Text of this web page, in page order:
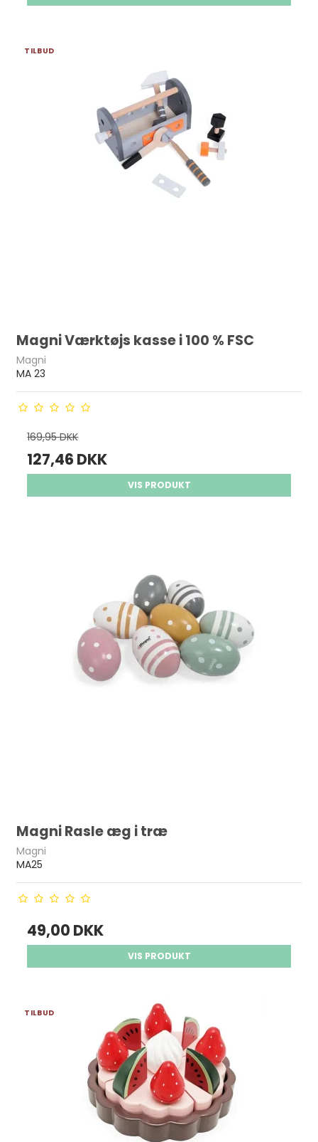
TILBUD
Magni Værktøjs kasse i 100 % FSC
Magni
MA 23
169,95 DKK
127,46 DKK
VIS PRODUKT
Magni Rasle æg i træ
Magni
MA25
49,00 DKK
VIS PRODUKT
TILBUD